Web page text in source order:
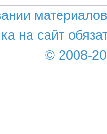
на сайт
© 2008-